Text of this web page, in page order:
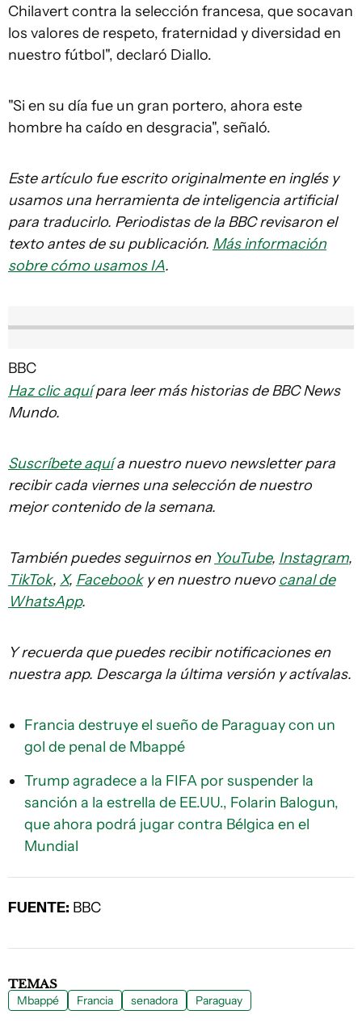
Chilavert contra la selección francesa, que socavan
los valores de respeto, fraternidad y diversidad en
nuestro fútbol", declaró Diallo.
"Si en su día fue un gran portero, ahora este
hombre ha caído en desgracia", señaló.
Este artículo fue escrito originalmente en inglés y
usamos una herramienta de inteligencia artificial
para traducirlo. Periodistas de la BBC revisaron el
texto antes de su publicación. Más información
sobre cómo usamos IA.
BBC
Haz clic aquípara leer más historias de BBC News
Mundo.
Suscríbete aquía nuestro nuevo newsletter para
recibir cada viernes una selección de nuestro
mejor contenido de la semana.
También puedes seguirnos en YouTube, Instagram,
TikTok, X, Facebooky en nuestro nuevo canal de
WhatsApp.
Y recuerda que puedes recibir notificaciones en
nuestra app. Descarga la última versión y actívalas.
Francia destruye el sueño de Paraguay con un
gol de penal de Mbappé
Trump agradece a la FIFA por suspender la
sanción a la estrella de EE.UU., Folarin Balogun,
que ahora podrá jugar contra Bélgica en el
Mundial
FUENTE: BBC
TEMAS
Mbappé Francia senadora Paraguay